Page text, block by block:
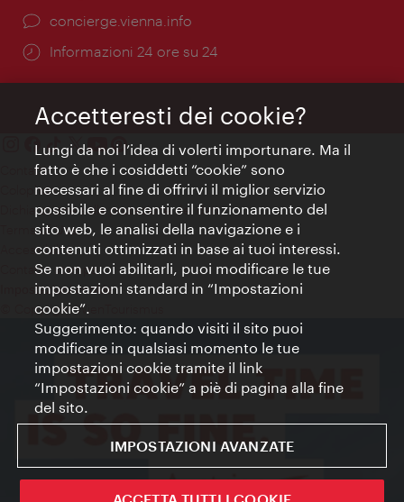
Ort:
concierge.vienna.info
Öffnungszeiten:
Informazioni 24 ore su 24
Contatti
Colophon
Dichiarazione sulla protezione dei dati
Terms of Use
Accessibilità
Contatto stampa
Impostazioni cookie
© Copyright WienTourismus
Accetteresti dei cookie?
Lungi da noi l’idea di volerti importunare. Ma il
fatto è che i cosiddetti “cookie” sono
necessari al fine di offrirvi il miglior servizio
possibile e consentire il funzionamento del
sito web, le analisi della navigazione e i
contenuti ottimizzati in base ai tuoi interessi.
Se non vuoi abilitarli, puoi modificare le tue
impostazioni standard in “Impostazioni
cookie”.
Suggerimento: quando visiti il sito puoi
modificare in qualsiasi momento le tue
impostazioni cookie tramite il link
“Impostazioni cookie” a piè di pagina alla fine
del sito.
IMPOSTAZIONI AVANZATE